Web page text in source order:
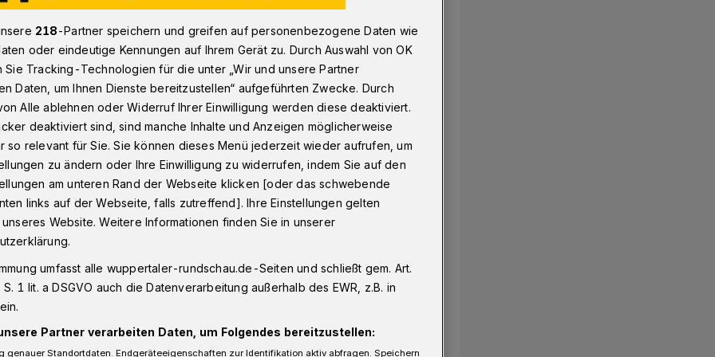
wegen Einbruch und Verkehrsunfall
dann ein
Schöffengericht beginnt am
gegen zwei Männer. Ihnen wird
Wohnungseinbruch in einen
zu sein.
218-Partner speichern und greifen auf personenbezogene Daten wie
oder eindeutige Kennungen auf Ihrem Gerät zu. Durch Auswahl von OK
Sie Tracking-Technologien für die unter „Wir und unsere Partner
Daten, um Ihnen Dienste bereitzustellen“ aufgeführten Zwecke. Durch
Alle ablehnen oder Widerruf Ihrer Einwilligung werden diese deaktiviert.
deaktiviert sind, sind manche Inhalte und Anzeigen möglicherweise
so relevant für Sie. Sie können dieses Menü jederzeit wieder aufrufen, um
zu ändern oder Ihre Einwilligung zu widerrufen, indem Sie auf den
am unteren Rand der Webseite klicken [oder das schwebende
links auf der Webseite, falls zutreffend]. Ihre Einstellungen gelten
Website. Weitere Informationen finden Sie in unserer
umfasst alle wuppertaler-rundschau.de-Seiten und schließt gem. Art.
1 lit. a DSGVO auch die Datenverarbeitung außerhalb des EWR, z.B. in
Partner verarbeiten Daten, um Folgendes bereitzustellen:
genauer Standortdaten. Endgeräteeigenschaften zur Identifikation aktiv abfragen. Speichern